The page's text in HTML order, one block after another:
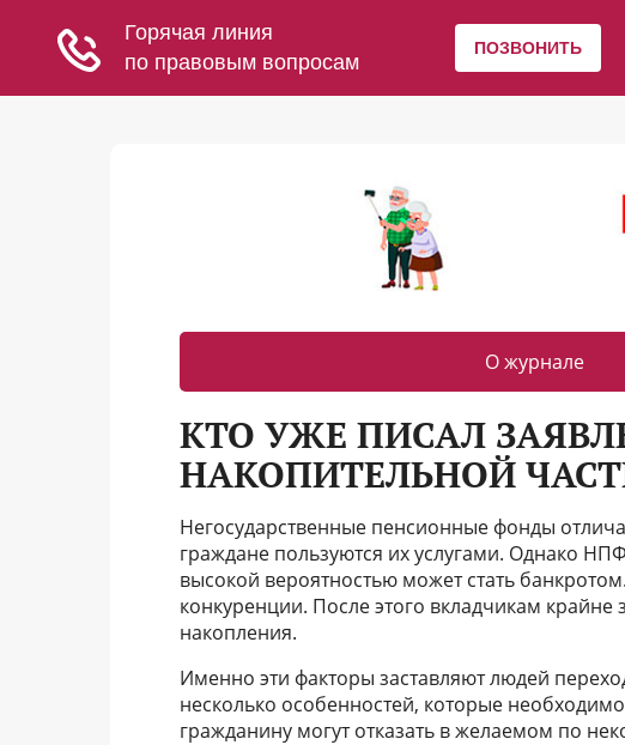
О журнале
КТО УЖЕ ПИСАЛ
НАКОПИТЕЛЬНОЙ
Негосударственные пенсионные фонды
граждане пользуются их услугами. Однако
высокой вероятностью может стать
конкуренции. После этого вкладчикам крайне
накопления.
Именно эти факторы заставляют людей
несколько особенностей, которые
гражданину могут отказать в желаемом по